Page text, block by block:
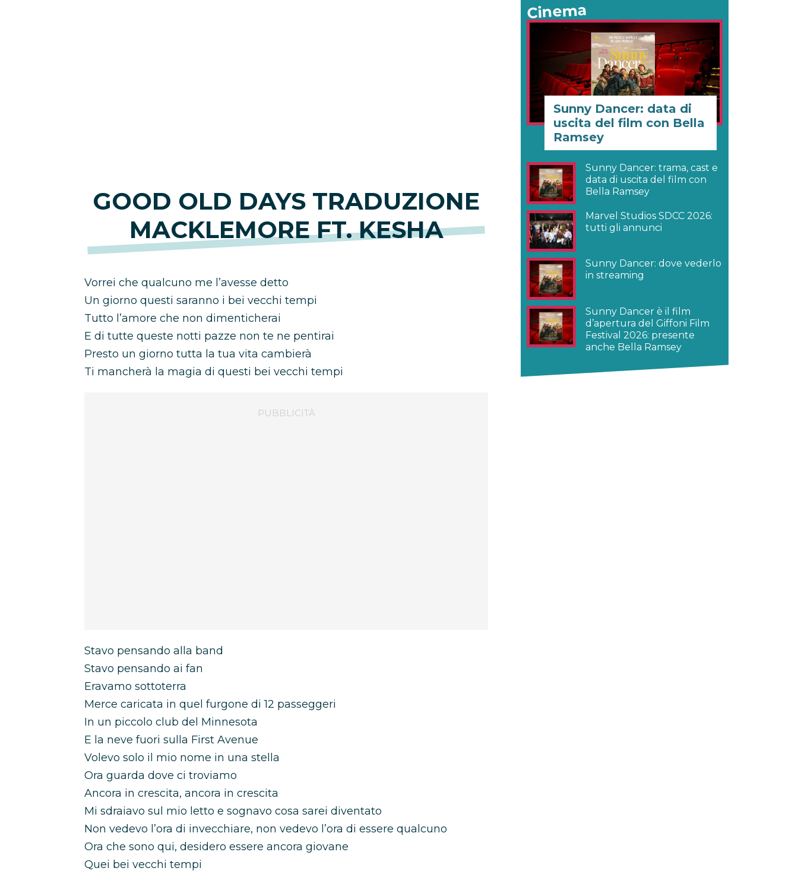
GOOD OLD DAYS TRADUZIONE
MACKLEMORE FT. KESHA
Vorrei che qualcuno me l’avesse detto
Un giorno questi saranno i bei vecchi tempi
Tutto l’amore che non dimenticherai
E di tutte queste notti pazze non te ne pentirai
Presto un giorno tutta la tua vita cambierà
Ti mancherà la magia di questi bei vecchi tempi
Stavo pensando alla band
Stavo pensando ai fan
Eravamo sottoterra
Merce caricata in quel furgone di 12 passeggeri
In un piccolo club del Minnesota
E la neve fuori sulla First Avenue
Volevo solo il mio nome in una stella
Ora guarda dove ci troviamo
Ancora in crescita, ancora in crescita
Mi sdraiavo sul mio letto e sognavo cosa sarei diventato
Non vedevo l’ora di invecchiare, non vedevo l’ora di essere qualcuno
Ora che sono qui, desidero essere ancora giovane
Quei bei vecchi tempi
Cinema
Sunny Dancer: data di
uscita del film con Bella
Ramsey
Sunny Dancer: trama, cast e
data di uscita del film con
Bella Ramsey
Marvel Studios SDCC 2026:
tutti gli annunci
Sunny Dancer: dove vederlo
in streaming
Sunny Dancer è il film
d’apertura del Giffoni Film
Festival 2026: presente
anche Bella Ramsey